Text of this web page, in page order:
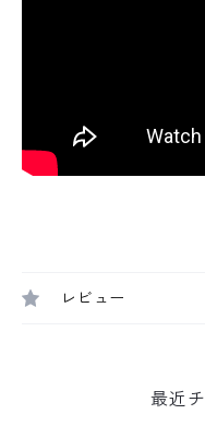
レビュー
最近